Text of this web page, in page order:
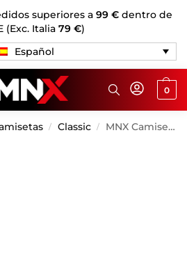
superiores a 99 €dentro de
(Exc. Italia 79 €)
Español
0
/ Classic / MNX Camiseta clásica Golden Era 2.0, black&white